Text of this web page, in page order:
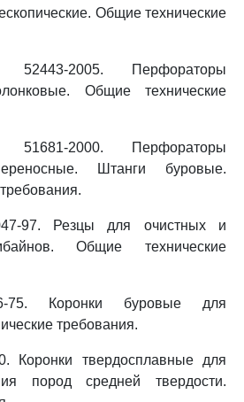
Общие технические
2005. Перфораторы
Общие технические
2000. Перфораторы
Штанги буровые.
97. Резцы для очистных и
Общие технические
Коронки буровые для
требования.
Коронки твердосплавные для
пород средней твердости.